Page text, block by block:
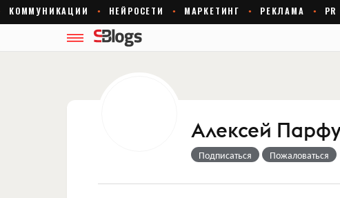
Алексей
Подписаться Пожаловаться